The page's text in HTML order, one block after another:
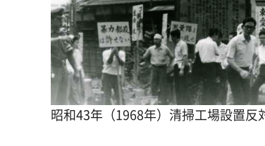
昭和43年（1968年）清掃工場設置反